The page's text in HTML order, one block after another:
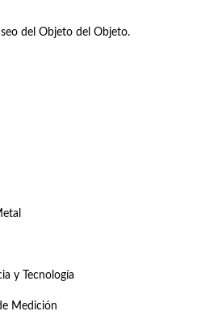
del Objeto del Objeto.
y Tecnología
Medición